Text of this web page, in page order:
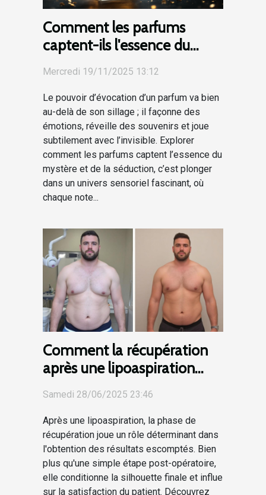
Comment les parfums
captent-ils l'essence du
mystère et de la séduction ?
Mercredi 19/11/2025 13:12
Le pouvoir d’évocation d’un parfum va bien
au-delà de son sillage ; il façonne des
émotions, réveille des souvenirs et joue
subtilement avec l’invisible. Explorer
comment les parfums captent l’essence du
mystère et de la séduction, c’est plonger
dans un univers sensoriel fascinant, où
chaque note...
Comment la récupération
après une lipoaspiration
?
Samedi 28/06/2025 23:46
Après une lipoaspiration, la phase de
récupération joue un rôle déterminant dans
l'obtention des résultats escomptés. Bien
plus qu'une simple étape post-opératoire,
elle conditionne la silhouette finale et influe
sur la satisfaction du patient. Découvrez